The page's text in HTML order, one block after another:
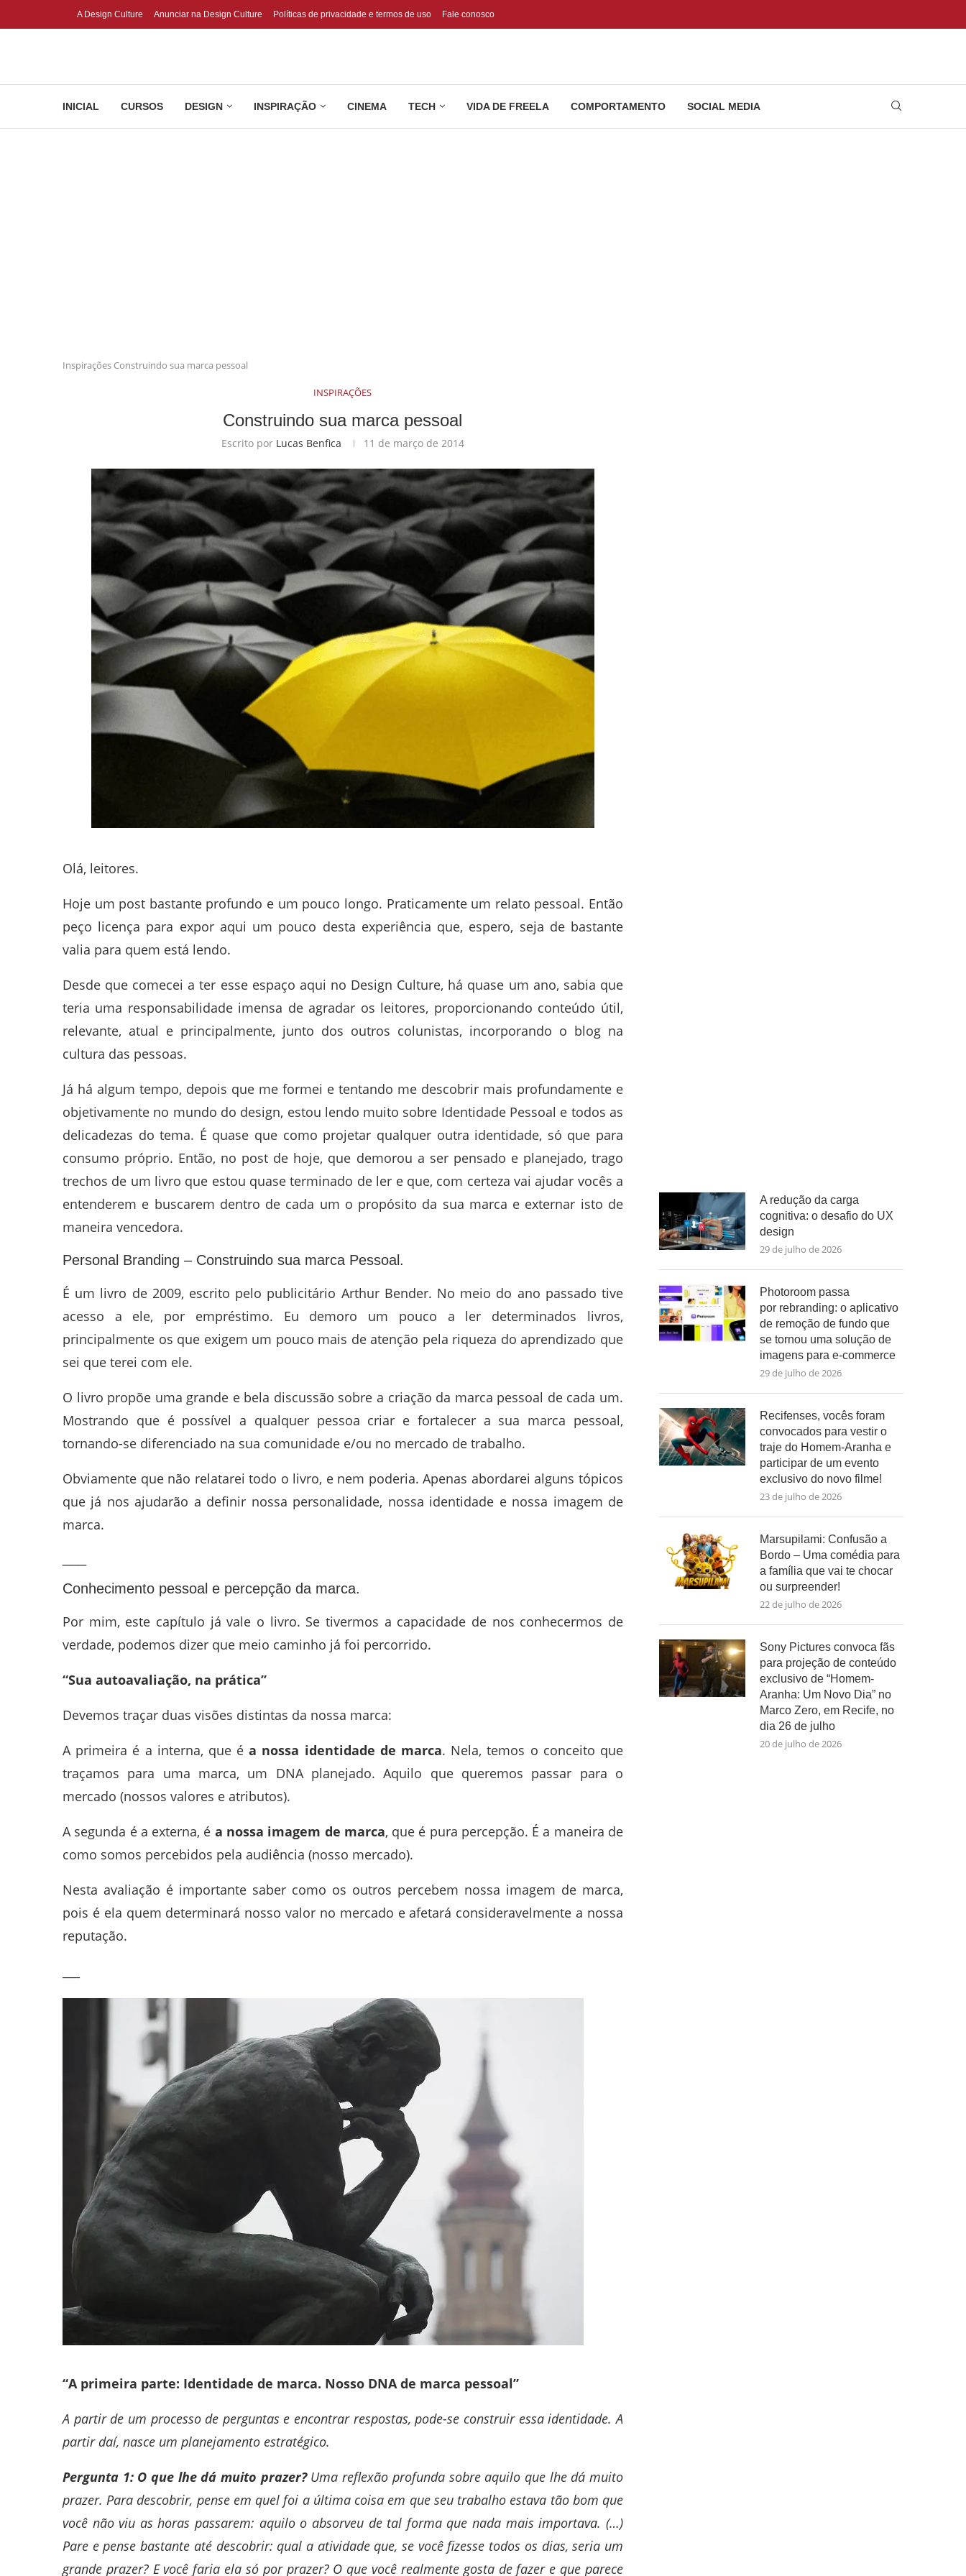
A Design Culture Anunciar na Design Culture Políticas de privacidade e termos de uso Fale conosco
INICIAL CURSOS DESIGN INSPIRAÇÃO CINEMA TECH VIDA DE FREELA COMPORTAMENTO SOCIAL MEDIA
Inspirações Construindo sua marca pessoal
INSPIRAÇÕES
Construindo sua marca pessoal
Escrito por Lucas Benfica 11 de março de 2014
Olá, leitores.
Hoje um post bastante profundo e um pouco longo. Praticamente um relato pessoal. Então
peço licença para expor aqui um pouco desta experiência que, espero, seja de bastante
valia para quem está lendo.
Desde que comecei a ter esse espaço aqui no Design Culture, há quase um ano, sabia que
teria uma responsabilidade imensa de agradar os leitores, proporcionando conteúdo útil,
relevante, atual e principalmente, junto dos outros colunistas, incorporando o blog na
cultura das pessoas.
Já há algum tempo, depois que me formei e tentando me descobrir mais profundamente e
objetivamente no mundo do design, estou lendo muito sobre Identidade Pessoal e todos as
delicadezas do tema. É quase que como projetar qualquer outra identidade, só que para
consumo próprio. Então, no post de hoje, que demorou a ser pensado e planejado, trago
trechos de um livro que estou quase terminado de ler e que, com certeza vai ajudar vocês a
entenderem e buscarem dentro de cada um o propósito da sua marca e externar isto de
maneira vencedora.
Personal Branding – Construindo sua marca Pessoal.
É um livro de 2009, escrito pelo publicitário Arthur Bender. No meio do ano passado tive
acesso a ele, por empréstimo. Eu demoro um pouco a ler determinados livros,
principalmente os que exigem um pouco mais de atenção pela riqueza do aprendizado que
sei que terei com ele.
O livro propõe uma grande e bela discussão sobre a criação da marca pessoal de cada um.
Mostrando que é possível a qualquer pessoa criar e fortalecer a sua marca pessoal,
tornando-se diferenciado na sua comunidade e/ou no mercado de trabalho.
Obviamente que não relatarei todo o livro, e nem poderia. Apenas abordarei alguns tópicos
que já nos ajudarão a definir nossa personalidade, nossa identidade e nossa imagem de
marca.
Conhecimento pessoal e percepção da marca.
Por mim, este capítulo já vale o livro. Se tivermos a capacidade de nos conhecermos de
verdade, podemos dizer que meio caminho já foi percorrido.
“Sua autoavaliação, na prática”
Devemos traçar duas visões distintas da nossa marca:
A primeira é a interna, que éa nossa identidade de marca. Nela, temos o conceito que
traçamos para uma marca, um DNA planejado. Aquilo que queremos passar para o
mercado (nossos valores e atributos).
A segunda é a externa, é a nossa imagem de marca, que é pura percepção. É a maneira de
como somos percebidos pela audiência (nosso mercado).
Nesta avaliação é importante saber como os outros percebem nossa imagem de marca,
pois é ela quem determinará nosso valor no mercado e afetará consideravelmente a nossa
reputação.
“A primeira parte: Identidade de marca. Nosso DNA de marca pessoal”
A partir de um processo de perguntas e encontrar respostas, pode-se construir essa identidade. A
partir daí, nasce um planejamento estratégico.
Pergunta 1: O que lhe dá muito prazer?Uma reflexão profunda sobre aquilo que lhe dá muito
prazer. Para descobrir, pense em quel foi a última coisa em que seu trabalho estava tão bom que
você não viu as horas passarem: aquilo o absorveu de tal forma que nada mais importava. (…)
Pare e pense bastante até descobrir: qual a atividade que, se você fizesse todos os dias, seria um
grande prazer? E você faria ela só por prazer? O que você realmente gosta de fazer e que parece
A redução da carga
cognitiva: o desafio do UX
design
29 de julho de 2026
Photoroom passa
por rebranding: o aplicativo
de remoção de fundo que
se tornou uma solução de
imagens para e-commerce
29 de julho de 2026
Recifenses, vocês foram
convocados para vestir o
traje do Homem-Aranha e
participar de um evento
exclusivo do novo filme!
23 de julho de 2026
Marsupilami: Confusão a
Bordo – Uma comédia para
a família que vai te chocar
ou surpreender!
22 de julho de 2026
Sony Pictures convoca fãs
para projeção de conteúdo
exclusivo de “Homem-
Aranha: Um Novo Dia” no
Marco Zero, em Recife, no
dia 26 de julho
20 de julho de 2026